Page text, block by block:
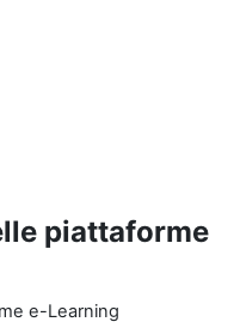
piattaforme
e-Learning